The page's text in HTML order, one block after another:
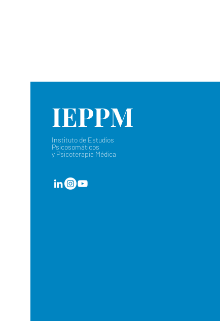
IEPPM
Instituto de Estudios
Psicosomáticos
y Psicoterapia Médica